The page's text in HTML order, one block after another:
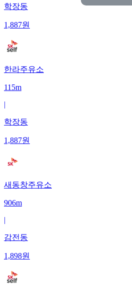
학장동
1,887원
한라주유소
115m
|
학장동
1,887원
새동창주유소
906m
|
감전동
1,898원